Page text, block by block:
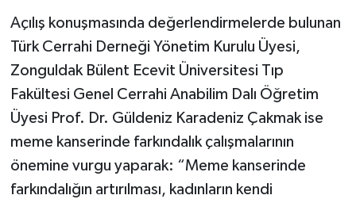
Açılış konuşmasında değerlendirmelerde bulunan
Türk Cerrahi Derneği Yönetim Kurulu Üyesi,
Zonguldak Bülent Ecevit Üniversitesi Tıp
Fakültesi Genel Cerrahi Anabilim Dalı Öğretim
Üyesi Prof. Dr. Güldeniz Karadeniz Çakmak ise
meme kanserinde farkındalık çalışmalarının
önemine vurgu yaparak: “Meme kanserinde
farkındalığın artırılması, kadınların kendi